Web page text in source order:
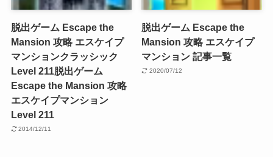
脱出ゲーム Escape the
Mansion 攻略 エスケイプ
マンションクラッシック
Level 211脱出ゲーム
Escape the Mansion 攻略
エスケイプマンション
Level 211
2014/12/11
脱出ゲーム Escape the
Mansion 攻略 エスケイプ
マンション 記事一覧
2020/07/12